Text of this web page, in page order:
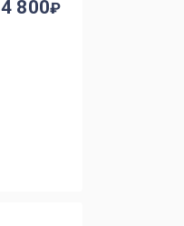
4 800